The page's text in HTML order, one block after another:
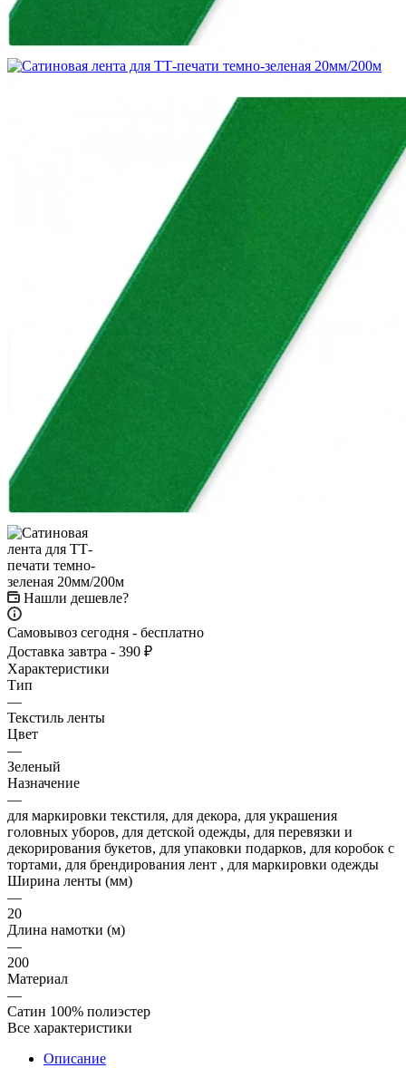
Нашли дешевле?
Самовывоз сегодня - бесплатно
Доставка завтра - 390 ₽
Характеристики
Тип
—
Текстиль ленты
Цвет
—
Зеленый
Назначение
—
для маркировки текстиля, для декора, для украшения
головных уборов, для детской одежды, для перевязки и
декорирования букетов, для упаковки подарков, для коробок с
тортами, для брендирования лент , для маркировки одежды
Ширина ленты (мм)
—
20
Длина намотки (м)
—
200
Материал
—
Сатин 100% полиэстер
Все характеристики
Описание